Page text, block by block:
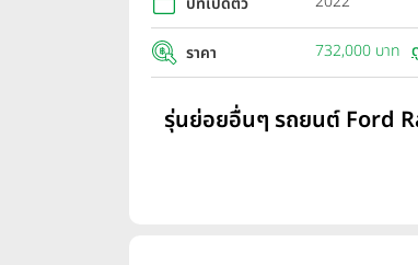
ราคา 732,000 บาท
รุ่นย่อยอื่นๆ รถยนต์ Ford